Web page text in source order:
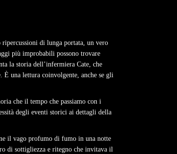
ripercussioni di lunga portata, un vero
più improbabili possono trovare
la storia dell’infermiera Cate, che
È una lettura coinvolgente, anche se gli
che il tempo che passiamo con i
degli eventi storici ai dettagli della
il vago profumo di fumo in una notte
di sottigliezza e ritegno che invitava il